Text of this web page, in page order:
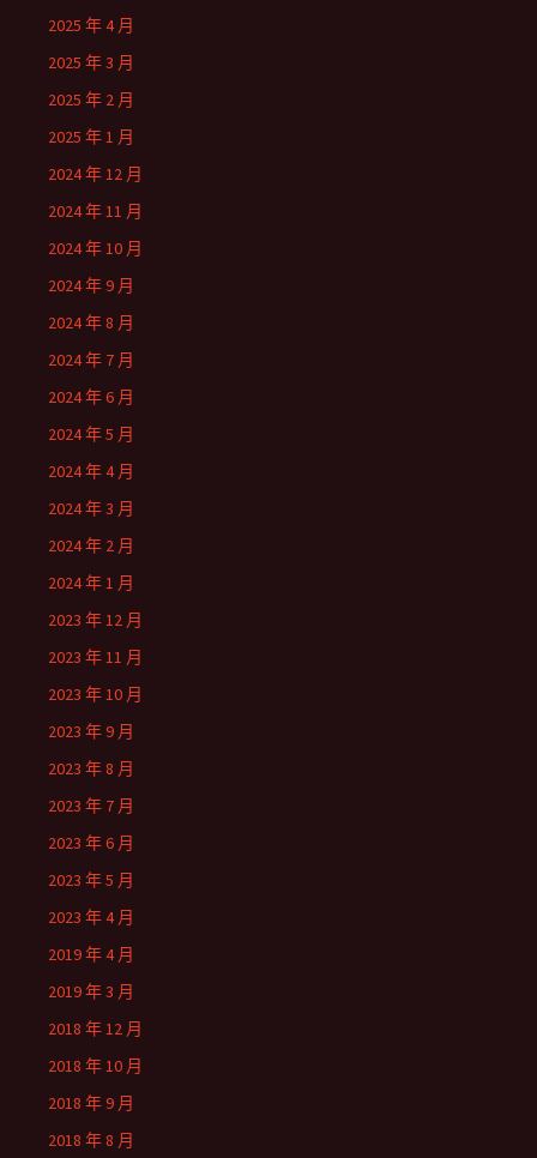
2025 年 4 月
2025 年 3 月
2025 年 2 月
2025 年 1 月
2024 年 12 月
2024 年 11 月
2024 年 10 月
2024 年 9 月
2024 年 8 月
2024 年 7 月
2024 年 6 月
2024 年 5 月
2024 年 4 月
2024 年 3 月
2024 年 2 月
2024 年 1 月
2023 年 12 月
2023 年 11 月
2023 年 10 月
2023 年 9 月
2023 年 8 月
2023 年 7 月
2023 年 6 月
2023 年 5 月
2023 年 4 月
2019 年 4 月
2019 年 3 月
2018 年 12 月
2018 年 10 月
2018 年 9 月
2018 年 8 月